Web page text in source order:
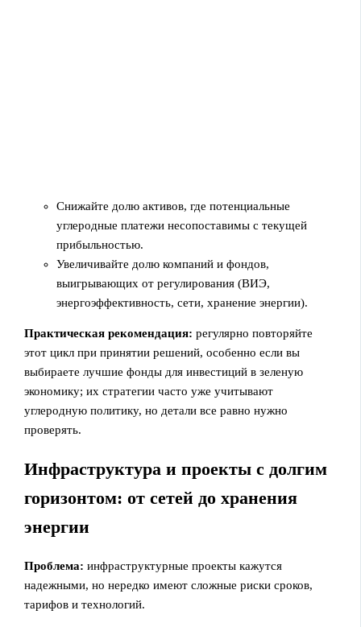
Снижайте долю активов, где потенциальные
углеродные платежи несопоставимы с текущей
прибыльностью.
Увеличивайте долю компаний и фондов,
выигрывающих от регулирования (ВИЭ,
энергоэффективность, сети, хранение энергии).
Практическая рекомендация: регулярно повторяйте
этот цикл при принятии решений, особенно если вы
выбираете лучшие фонды для инвестиций в зеленую
экономику; их стратегии часто уже учитывают
углеродную политику, но детали все равно нужно
проверять.
Инфраструктура и проекты с долгим
горизонтом: от сетей до хранения
энергии
Проблема: инфраструктурные проекты кажутся
надежными, но нередко имеют сложные риски сроков,
тарифов и технологий.